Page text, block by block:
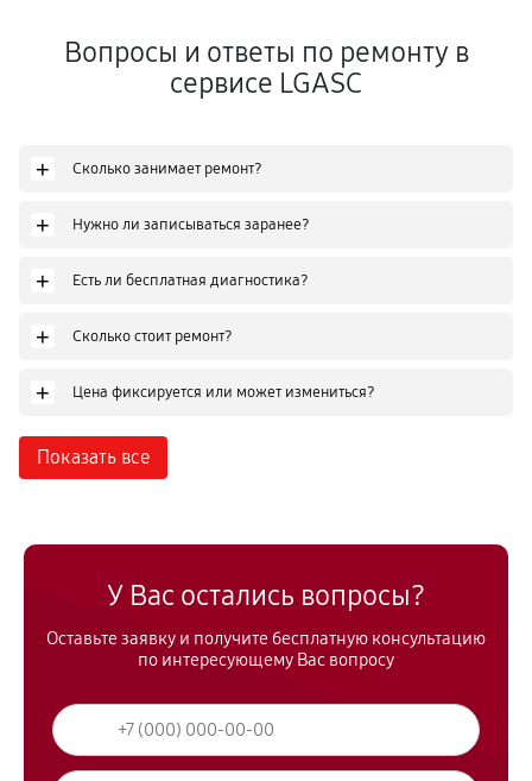
Вопросы и ответы по ремонту в
сервисе LGASC
+ Сколько занимает ремонт?
+ Нужно ли записываться заранее?
+ Есть ли бесплатная диагностика?
+ Сколько стоит ремонт?
+ Цена фиксируется или может измениться?
Показать все
У Вас остались вопросы?
Оставьте заявку и получите бесплатную консультацию
по интересующему Вас вопросу